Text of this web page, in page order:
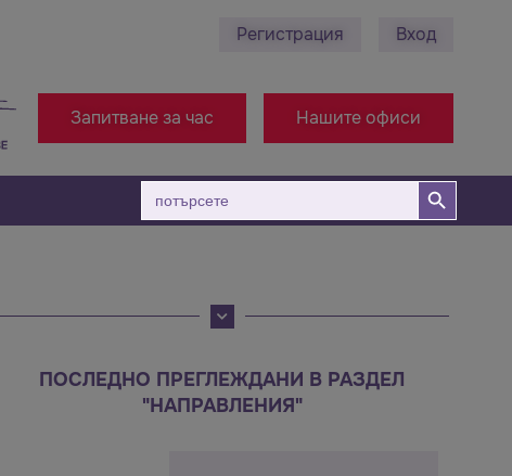
0878 495 689 - Ст. Загора +38971314005 -
Регистрация Вход
Запитване за час Нашите офиси
Търсене
за:
Бутон за търсене
ПОСЛЕДНО ПРЕГЛЕЖДАНИ В РАЗДЕЛ
"НАПРАВЛЕНИЯ"